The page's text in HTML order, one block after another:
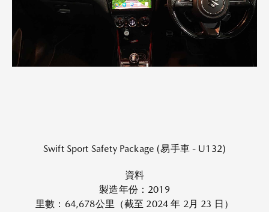
Swift Sport Safety Package (易手車 - U132)
資料
製造年份：2019
里數：64,678公里（截至 2024 年 2月 23 日）